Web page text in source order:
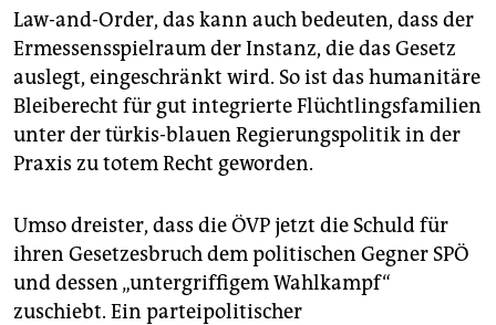
Law-and-Order, das kann auch bedeuten, dass der
Ermessensspielraum der Instanz, die das Gesetz
auslegt, eingeschränkt wird. So ist das humanitäre
Bleiberecht für gut integrierte Flüchtlingsfamilien
unter der türkis-blauen Regierungspolitik in der
Praxis zu totem Recht geworden.
Umso dreister, dass die ÖVP jetzt die Schuld für
ihren Gesetzesbruch dem politischen Gegner SPÖ
und dessen „untergriffigem Wahlkampf“
zuschiebt. Ein parteipolitischer